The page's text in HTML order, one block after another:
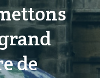
de